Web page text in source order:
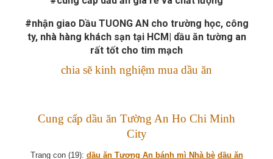
#nhận giao Dầu TUONG AN cho trường học, công
ty, nhà hàng khách sạn tại HCM| dầu ăn tường an
rất tốt cho tim mạch
chia sẽ kinh nghiệm mua dầu ăn
Cung cấp dầu ăn Tường An Ho Chi Minh
City
Trang con (19): dầu ăn Tương An bánh mì Nhà bè dầu ăn